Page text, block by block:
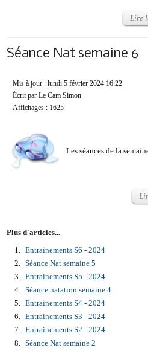
Lire
Séance Nat semaine 6
Mis à jour : lundi 5 février 2024 16:22
Écrit par Le Cam Simon
Affichages : 1625
Les séances de la
Plus d'articles...
Entrainements S6 - 2024
Séance Nat semaine 5
Entrainements S5 - 2024
Séance natation semaine 4
Entrainements S4 - 2024
Entrainements S3 - 2024
Entrainements S2 - 2024
Séance Nat semaine 2